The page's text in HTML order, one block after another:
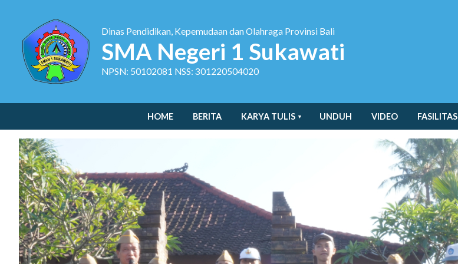
Dinas Pendidikan, Kepemudaan dan Olahraga Provinsi Bali
SMA Negeri 1 Sukawati
NPSN: 50102081 NSS: 301220504020
HOME BERITA KARYA TULIS UNDUH VIDEO FASILITAS